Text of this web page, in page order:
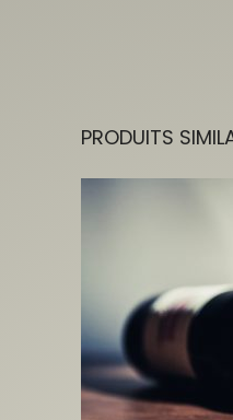
PRODUITS